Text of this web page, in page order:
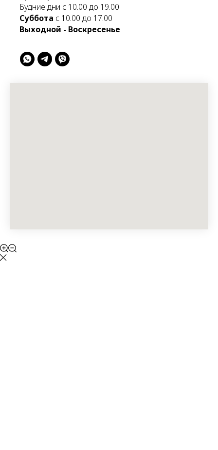
Будние дни с 10.00 до 19.00
Суббота с 10.00 до 17.00
Выходной - Воскресенье